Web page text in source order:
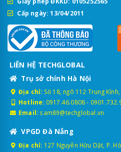
Cấp ngày: 13/04/2011
LIÊN HỆ TECHGLOBAL
Trụ sở chính Hà Nội
Địa chỉ: Số 18, ngõ 112 Trung
Hotline: 0917.46.0808-
Email: sam89@techglobal.vn
VPGD Đà Nẵng
Địa chỉ: 127 Nguyễn Hữu Dật, P.